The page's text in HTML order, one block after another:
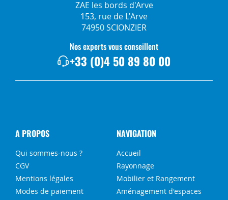
ZAE les bords d'Arve
153, rue de L'Arve
74950 SCIONZIER
Nos experts vous conseillent
+33 (0)4 50 89 80 00
A PROPOS
Qui sommes-nous ?
CGV
Mentions légales
Modes de paiement
NAVIGATION
Accueil
Rayonnage
Mobilier et Rangement
Aménagement d'espaces